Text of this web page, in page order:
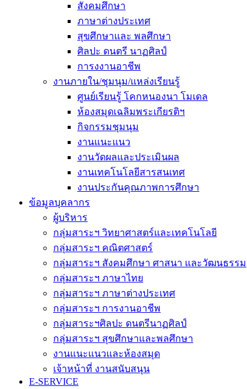
สังคมศึกษา
ภาษาต่างประเทศ
สุขศึกษาและ พลศึกษา
ศิลปะ ดนตรี นาฏศิลป์
การงงานอาชีพ
งานภายใน/ชุมนุม/แหล่งเรียนรู้
ศูนย์เรียนรู้ โคกหนองนา โมเดล
ห้องสมุดเฉลิมพระเกียรติฯ
กิจกรรมชุมนุม
งานแนะแนว
งานวัดผลและประเมินผล
งานเทคโนโลยีสารสนเทศ
งานประกันคุณภาพการศึกษา
ข้อมูลบุคลากร
ผู้บริหาร
กลุ่มสาระฯ วิทยาศาสตร์และเทคโนโลยี
กลุ่มสาระฯ คณิตศาสตร์
กลุ่มสาระฯ สังคมศึกษา ศาสนา และวัฒนธรรม
กลุ่มสาระฯ ภาษาไทย
กลุ่มสาระฯ ภาษาต่างประเทศ
กลุ่มสาระฯ การงานอาชีพ
กลุ่มสาระฯศิลปะ ดนตรีนาฏศิลป์
กลุ่มสาระฯ สุขศึกษาและพลศึกษา
งานแนะแนวและห้องสมุด
เจ้าหน้าที่ งานสนับสนุน
E-SERVICE